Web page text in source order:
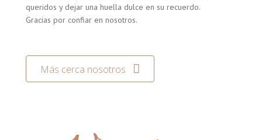
queridos y dejar una huella dulce en su recuerdo.
Gracias por confiar en nosotros.
Más cerca nosotros